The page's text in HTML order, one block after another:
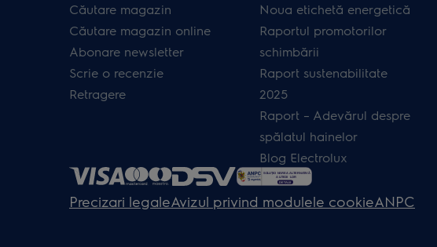
Căutare magazin
Căutare magazin online
Abonare newsletter
Scrie o recenzie
Retragere
Noua etichetă energetică
Raportul promotorilor
schimbării
Raport sustenabilitate
2025
Raport – Adevărul despre
spălatul hainelor
Blog Electrolux
Precizari legaleAvizul privind modulele cookieANPC